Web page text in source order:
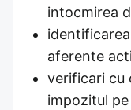
intocmirea
aferente
verificari cu
impozitul